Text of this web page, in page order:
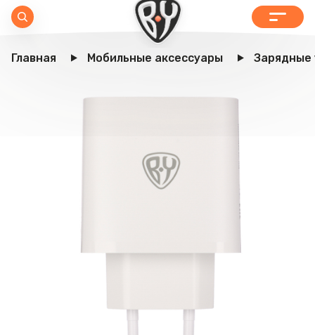
Главная Мобильные аксессуары Зарядные